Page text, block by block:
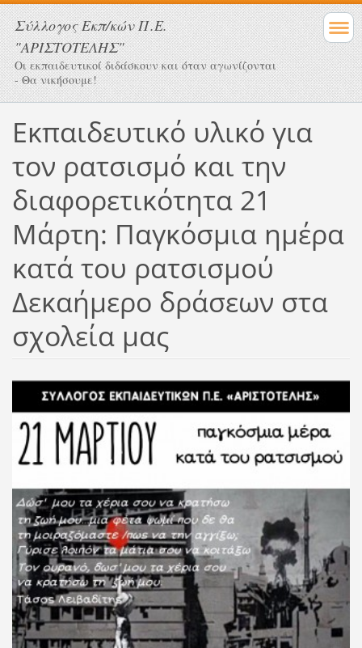
Σύλλογος Eκπ/κών Π.Ε.
"ΑΡΙΣΤΟΤΕΛΗΣ"
Οι εκπαιδευτικοί διδάσκουν και όταν αγωνίζονται
- Θα νικήσουμε!
Εκπαιδευτικό υλικό για
τον ρατσισμό και την
διαφορετικότητα 21
Μάρτη: Παγκόσμια ημέρα
κατά του ρατσισμού
Δεκαήμερο δράσεων στα
σχολεία μας